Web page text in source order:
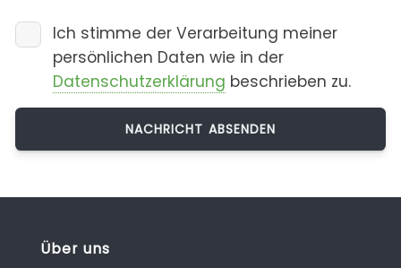
Ich stimme der Verarbeitung meiner
persönlichen Daten wie in der
Datenschutzerklärung beschrieben zu.
Über uns